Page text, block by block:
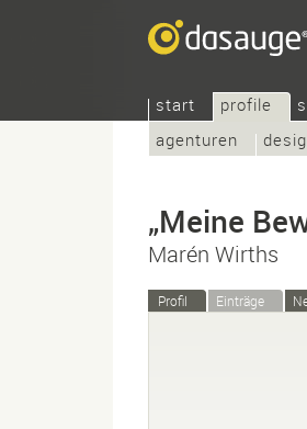
start
profile
agenturen
„Meine
Marén Wirths
Profil Einträge